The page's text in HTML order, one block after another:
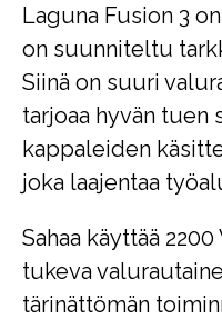
Laguna Fusion 3
on suunniteltu
Siinä on suuri
tarjoaa hyvän tuen
kappaleiden
joka laajentaa
Sahaa käyttää
tukeva
tärinättömän